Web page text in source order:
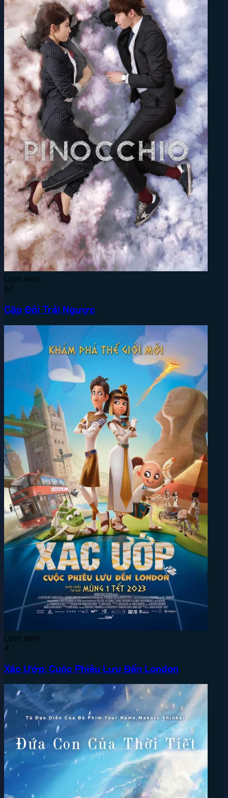
Lượt xem:
67
Cặp Đôi Trái Ngược
Lượt xem:
4
Xác Ướp: Cuộc Phiêu Lưu Đến London